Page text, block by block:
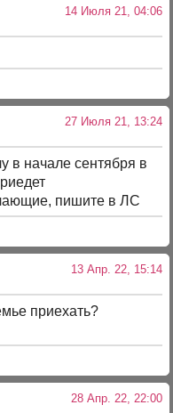
14 Июля 21, 04:06
27 Июля 21, 13:24
в начале сентября в
пишите в ЛС
13 Апр. 22, 15:14
приехать?
28 Апр. 22, 22:00